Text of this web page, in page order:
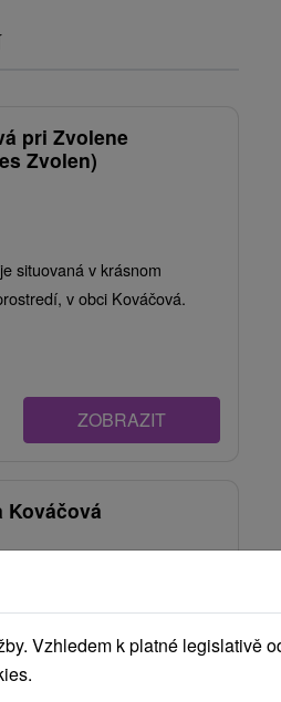
pri Zvolene
Zvolen)
situovaná v krásnom
v obci Kováčová.
ZOBRAZIT
Kováčová
Slovenska, v kúpeľnej
Vzhledem k platné legislativě